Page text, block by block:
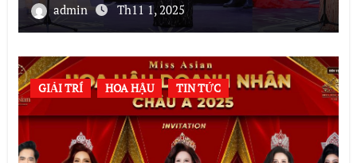
admin Th11 1, 2025
GIẢI TRÍ HOA HẬU TIN TỨC